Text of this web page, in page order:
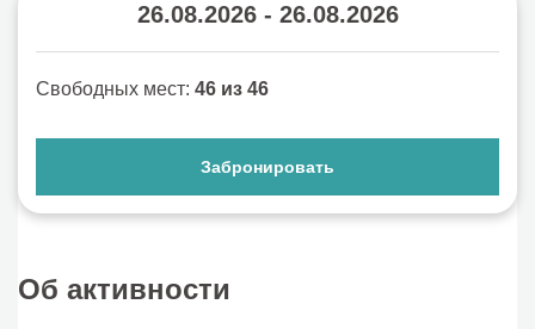
26.08.2026 - 26.08.2026
Свободных мест: 46 из 46
Забронировать
Об активности